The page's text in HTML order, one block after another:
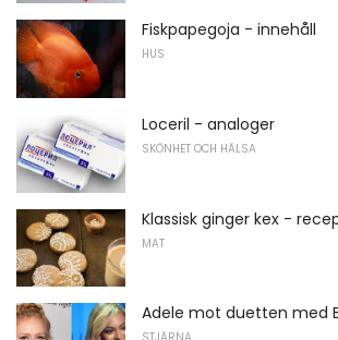
Fiskpapegoja - innehåll
HUS
Loceril - analoger
SKÖNHET OCH HÄLSA
Klassisk ginger kex -
MAT
Adele mot duetten med